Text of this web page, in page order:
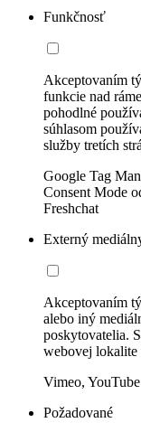
Funkčnosť
Akceptovaním
funkcie nad
pohodlné
súhlasom
služby tretích
Google Tag
Consent Mode
Freshchat
Externý
Akceptovaním
alebo iný
poskytovatelia.
webovej lokalite
Vimeo, YouTube
Požadované